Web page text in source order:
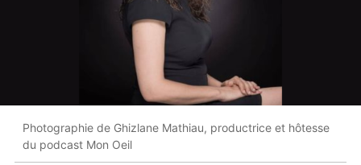
Photographie de Ghizlane Mathiau, productrice et hôtesse
du podcast Mon Oeil